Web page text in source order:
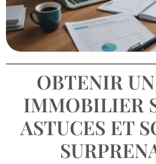
OBTENIR
IMMOBILIER
ASTUCES ET